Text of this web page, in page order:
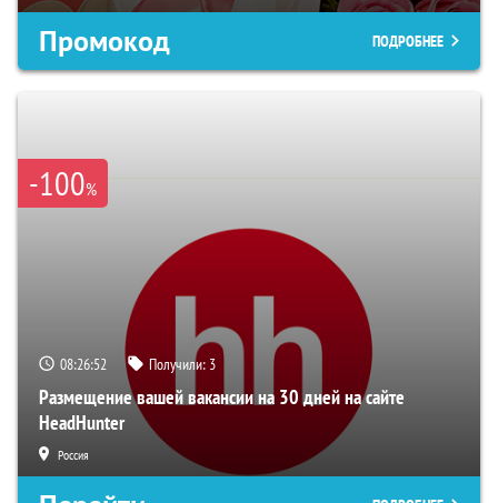
Промокод ПОДРОБНЕЕ
-100%
08:26:51 Получили: 3
Размещение вашей вакансии на 30 дней на сайте
HeadHunter
Россия